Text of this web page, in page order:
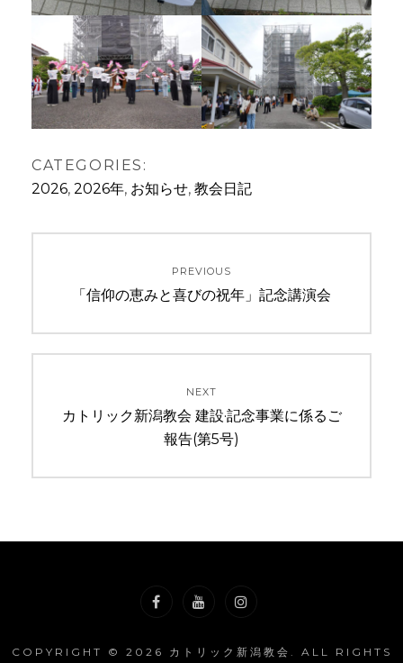
CATEGORIES:
2026, 2026年, お知らせ, 教会日記
ナ
ビ
シ
ン
PREVIOUS
Previous
「信仰の恵みと喜びの祝年」記念講演会
NEXT
Next
カトリック新潟教会 建設·記念事業に係るご
報告(第5号)
COPYRIGHT © 2026 カトリック新潟教会 . ALL RIGHTS